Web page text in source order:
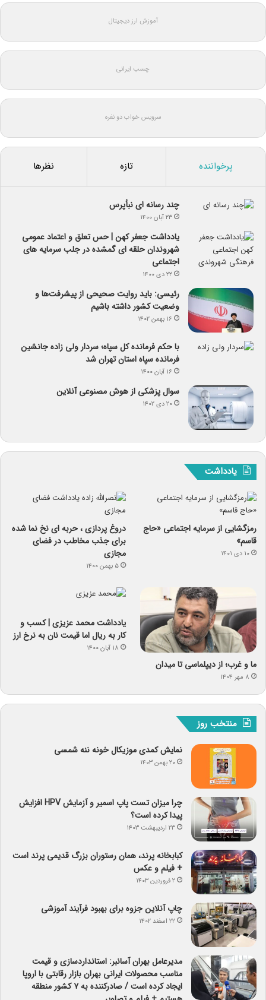
آموزش ارز دیجیتال
چسب ایرانی
سرویس خواب دو نفره
پرخواننده تازه نظرها
چند رسانه ای نبأپرس
۲۳ آبان ۱۴۰۰
یادداشت جعفر کهن | حس تعلق و اعتماد عمومی
شهروندان حلقه ای گمشده در جلب سرمایه های
اجتماعی
۲۲ دی ۱۴۰۰
رئیسی: باید روایت صحیحی از پیشرفت‌ها و
وضعیت کشور داشته باشیم
۱۶ بهمن ۱۴۰۲
با حکم فرمانده کل سپاه؛ سردار ولی زاده جانشین
فرمانده سپاه استان تهران شد
۱۶ آبان ۱۴۰۰
سوال پزشکی از هوش مصنوعی آنلاین
۲۰ دی ۱۴۰۲
یادداشت
رمزگشایی از سرمایه‌ اجتماعی «حاج
قاسم»
۱۰ دی ۱۴۰۱
دروغ پردازی ، حربه ای نخ نما شده
برای جذب مخاطب در فضای
مجازی
۵ بهمن ۱۴۰۰
ما و غرب؛ از دیپلماسی تا میدان
۸ مهر ۱۴۰۴
یادداشت‌ محمد عزیزی | کسب و
کار به ریال اما قیمت نان به نرخ ارز
۱۸ آبان ۱۴۰۰
منتخب روز
نمایش کمدی موزیکال خونه ننه شمسی
۲۰ بهمن ۱۴۰۳
چرا میزان تست پاپ اسمیر و آزمایش HPV افزایش
پیدا کرده است؟
۲۳ اردیبهشت ۱۴۰۳
کبابخانه پرند، همان رستوران بزرگ قدیمی پرند است
+ فیلم و عکس
۲ فروردین ۱۴۰۳
چاپ آنلاین جزوه برای بهبود فرآیند آموزشی
۲۲ اسفند ۱۴۰۲
مدیرعامل بهران آسانبر: استانداردسازی و قیمت
مناسب محصولات ایرانی بهران بازار رقابتی با اروپا
ایجاد کرده است / صادرکننده به ۷ کشور منطقه